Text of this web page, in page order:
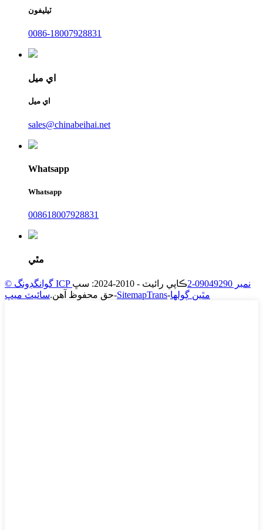
ٽيليفون
0086-18007928831
اي ميل
اي ميل
sales@chinabeihai.net
Whatsapp
Whatsapp
008618007928831
مٿي
© گوانگڊونگ ICP نمبر 09049290-2
ڪاپي رائيٽ - 2010-2024: سڀ
حق محفوظ آهن.سائيٽ ميپ -SitemapTrans-مٿين ڳولها